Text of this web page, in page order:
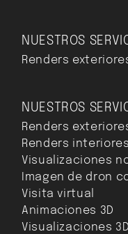
NUESTROS
Renders
NUESTROS
Renders
Renders
Visualizaciones
Imagen de dron
Visita virtual
Animaciones 3D
Visualizaciones